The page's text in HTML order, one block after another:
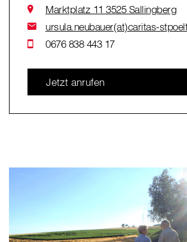
Marktplatz 11 3525 Sallingberg
ursula.neubauer(at)caritas-
0676 838 443 17
Jetzt anrufen